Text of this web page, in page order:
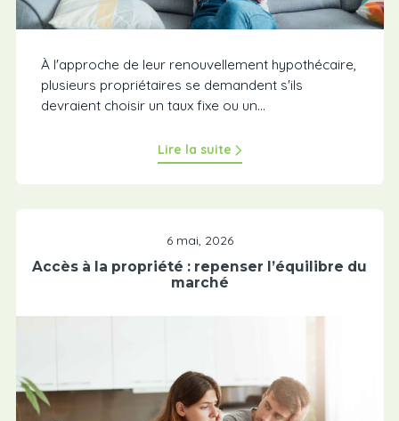
À l'approche de leur renouvellement hypothécaire,
plusieurs propriétaires se demandent s'ils
devraient choisir un taux fixe ou un...
Lire la suite
6 mai, 2026
Accès à la propriété : repenser l’équilibre du
marché